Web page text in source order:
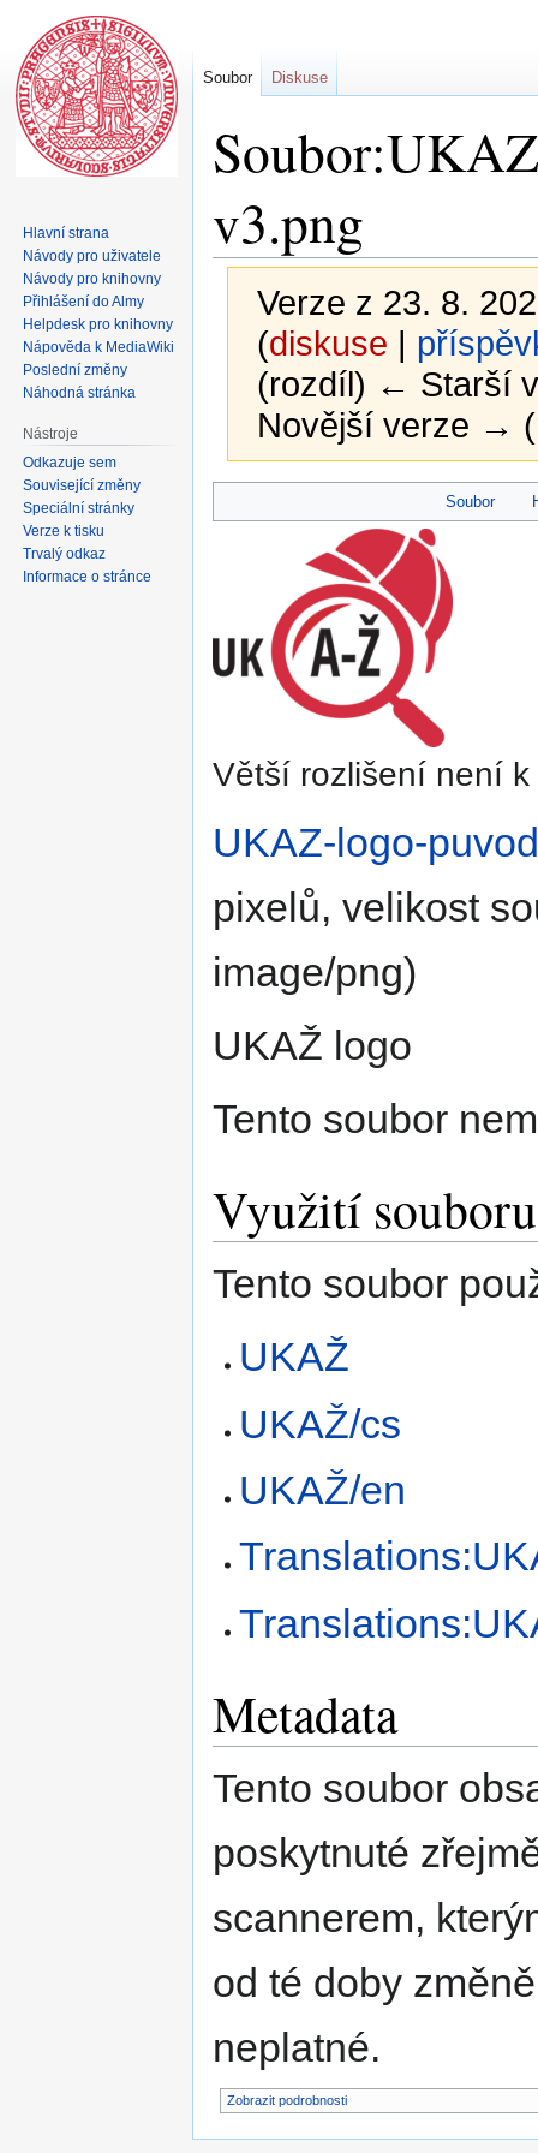
v3.png
Verze z 23. 8.
(diskuse |
(rozdíl) ← Starší
Novější verze →
na
na
Soubor
Větší rozlišení není k
UKAZ-logo-
pixelů, velikost
image/png)
UKAŽ logo
Tento soubor
Využití souboru
Tento soubor
UKAŽ
UKAŽ/cs
UKAŽ/en
Metadata
Tento soubor
poskytnuté
scannerem,
od té doby
neplatné.
Zobrazit podrobnosti
Soubor Diskuse
Hlavní strana
Návody pro uživatele
Návody pro knihovny
Přihlášení do Almy
Helpdesk pro knihovny
Nápověda k MediaWiki
Poslední změny
Náhodná stránka
Nástroje
Odkazuje sem
Související změny
Speciální stránky
Verze k tisku
Trvalý odkaz
Informace o stránce